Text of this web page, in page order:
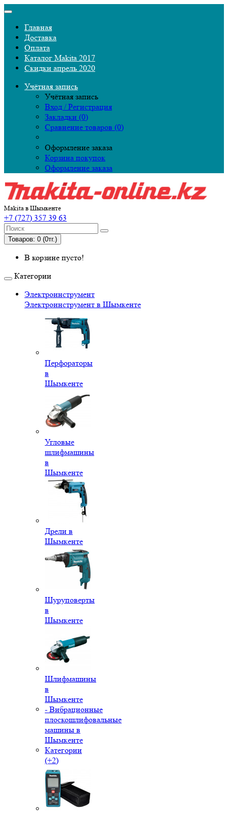
Главная
Доставка
Оплата
Каталог Makita 2017
Скидки апрель 2020
Учётная запись
Учётная запись
Вход / Регистрация
Закладки (0)
Сравнение товаров (0)
Оформление заказа
Корзина покупок
Оформление заказа
Makita в Шымкенте
+7 (727) 357 39 63
Товаров: 0 (0тг.)
В корзине пусто!
Категории
Электроинструмент
Электроинструмент в Шымкенте
Перфораторы
в
Шымкенте
Угловые
шлифмашины
в
Шымкенте
Дрели в
Шымкенте
Шуруповерты
в
Шымкенте
Шлифмашины
в
Шымкенте
- Вибрационные
плоскошлифовальные
машины в
Шымкенте
Категории
(+2)